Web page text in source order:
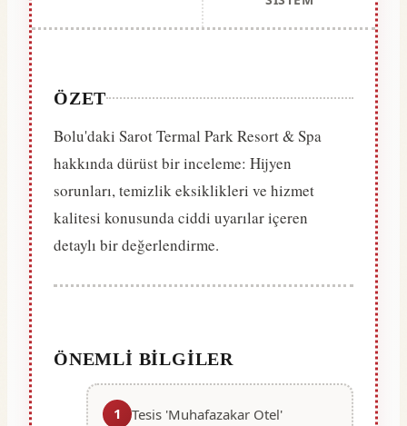
ÖZET
Bolu'daki Sarot Termal Park Resort & Spa
hakkında dürüst bir inceleme: Hijyen
sorunları, temizlik eksiklikleri ve hizmet
kalitesi konusunda ciddi uyarılar içeren
detaylı bir değerlendirme.
ÖNEMLI BILGILER
1
Tesis 'Muhafazakar Otel'